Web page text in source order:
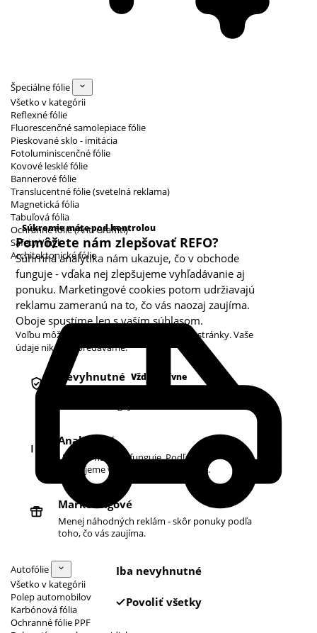
Špeciálne fólie
Všetko v kategórii
Reflexné fólie
Fluorescenčné samolepiace fólie
Pieskované sklo - imitácia
Fotoluminiscenčné fólie
Kovové lesklé fólie
Bannerové fólie
Translucentné fólie (svetelná reklama)
Magnetická fólia
Tabuľová fólia
Ochranné fólie (Anti Graffiti)
Safety Vinyl
Architektonické fólie
Autofólie
Všetko v kategórii
Polep automobilov
Karbónová fólia
Ochranné fólie PPF
Súkromie máte pod kontrolou
Pomôžete nám zlepšovať REFO?
Súhrnná analytika nám ukazuje, čo v obchode
funguje - vďaka nej zlepšujeme vyhľadávanie aj
ponuku. Marketingové cookies potom udržiavajú
reklamu zameranú na to, čo vás naozaj zaujíma.
Oboje spustíme len s vaším súhlasom.
Voľbu môžete kedykoľvek zmeniť v pätičke stránky. Vaše
údaje nikdy nepredávame.
Kategórie cookies
Nevyhnutné Vždy aktívne
Analytické
Ukazujú nám, čo funguje. Podľa toho
zlepšujeme vyhľadávanie aj ponuku.
Marketingové
Menej náhodných reklám - skôr ponuky podľa
toho, čo vás zaujíma.
Iba nevyhnutné
Povoliť všetky